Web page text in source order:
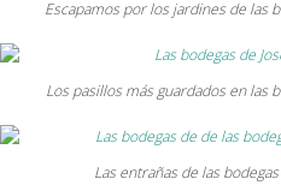
Escapamos por los jardines de las
Los pasillos más guardados en las
Las entrañas de las